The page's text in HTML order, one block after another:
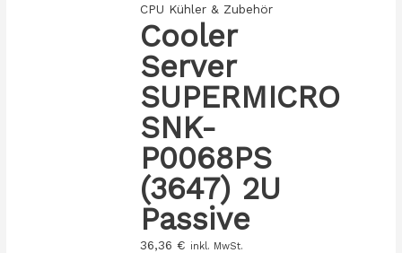
CPU Kühler & Zubehör
Cooler
Server
SUPERMICRO
SNK-
P0068PS
(3647) 2U
Passive
36,36 € inkl. MwSt.